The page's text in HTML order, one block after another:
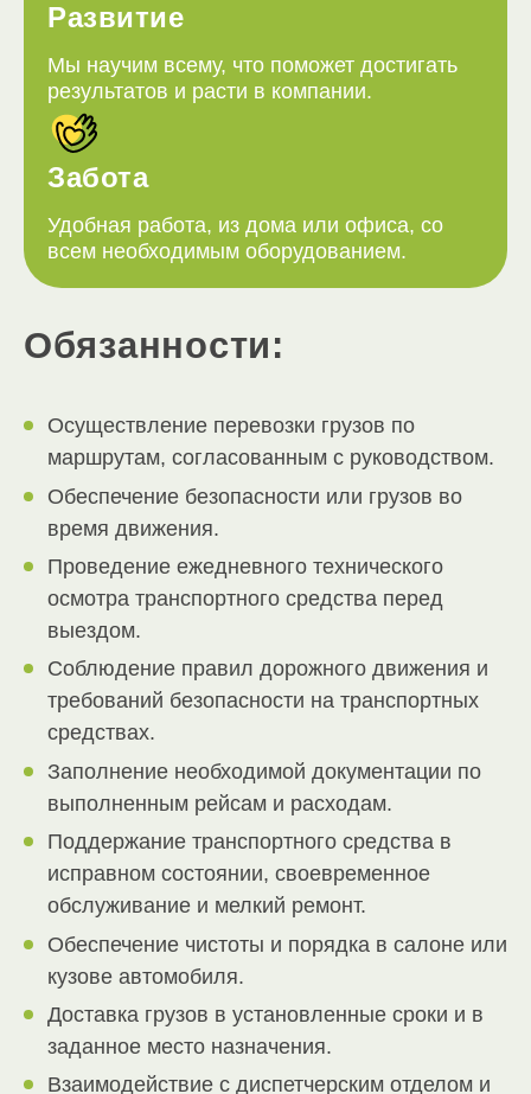
Развитие
Мы научим всему, что поможет достигать
результатов и расти в компании.
Забота
Удобная работа, из дома или офиса, со
всем необходимым оборудованием.
Обязанности:
Осуществление перевозки грузов по
маршрутам, согласованным с руководством.
Обеспечение безопасности или грузов во
время движения.
Проведение ежедневного технического
осмотра транспортного средства перед
выездом.
Соблюдение правил дорожного движения и
требований безопасности на транспортных
средствах.
Заполнение необходимой документации по
выполненным рейсам и расходам.
Поддержание транспортного средства в
исправном состоянии, своевременное
обслуживание и мелкий ремонт.
Обеспечение чистоты и порядка в салоне или
кузове автомобиля.
Доставка грузов в установленные сроки и в
заданное место назначения.
Взаимодействие с диспетчерским отделом и